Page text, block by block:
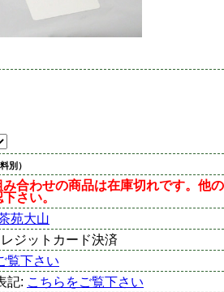
別）
合わせの商品は在庫切れです。他の
さい。
苑大山
ジットカード決済
覧下さい
記: こちらをご覧下さい